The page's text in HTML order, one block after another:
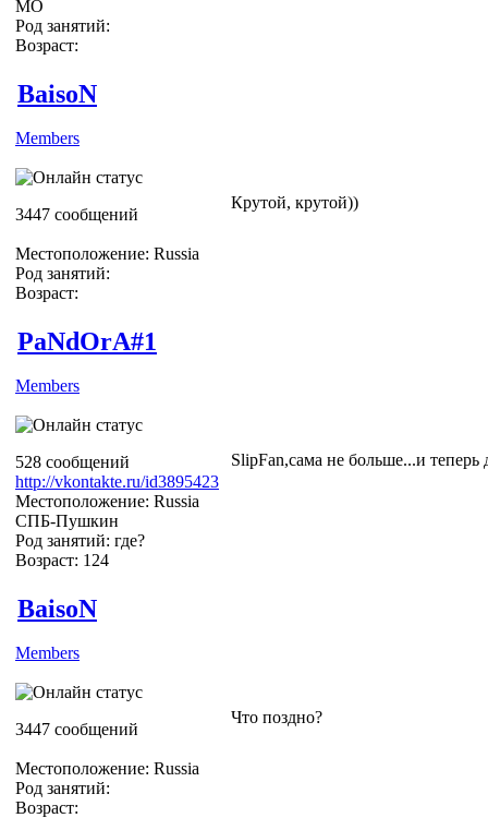
МО
Род занятий:
Возраст:
BaisoN
Members
3447 сообщений
Местоположение: Russia
Род занятий:
Возраст:
Крутой, крутой))
PaNdOrA#1
Members
528 сообщений
http://vkontakte.ru/id3895423
Местоположение: Russia
СПБ-Пушкин
Род занятий: где?
Возраст: 124
SlipFan,сама не больше...и
BaisoN
Members
3447 сообщений
Местоположение: Russia
Род занятий:
Возраст:
Что поздно?